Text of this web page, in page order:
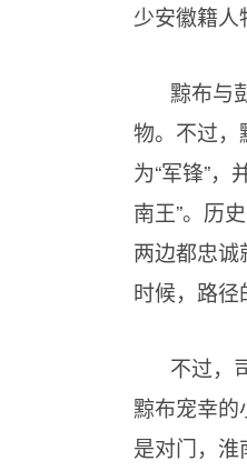
少安徽籍人
黥布与
物。不过，
为“军锋”，
南王”。历
两边都忠诚
时候，路径
不过，
黥布宠幸
是对门，